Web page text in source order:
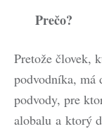
Prečo?
Pretože človek,
podvodníka, má
podvody, pre
alobalu a ktorý